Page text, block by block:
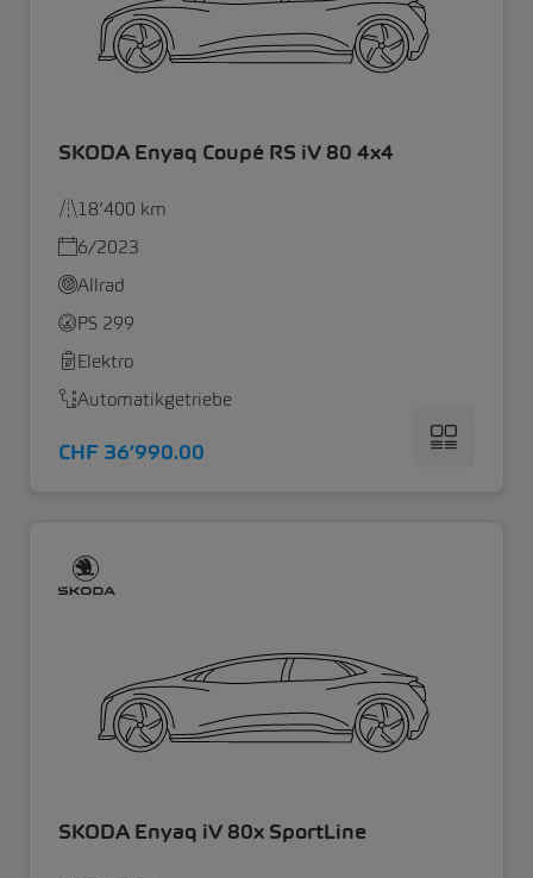
SKODA Enyaq Coupé RS iV 80 4x4
18’400 km
6/2023
Allrad
PS 299
Elektro
Automatikgetriebe
CHF 36’990.00
SKODA Enyaq iV 80x SportLine